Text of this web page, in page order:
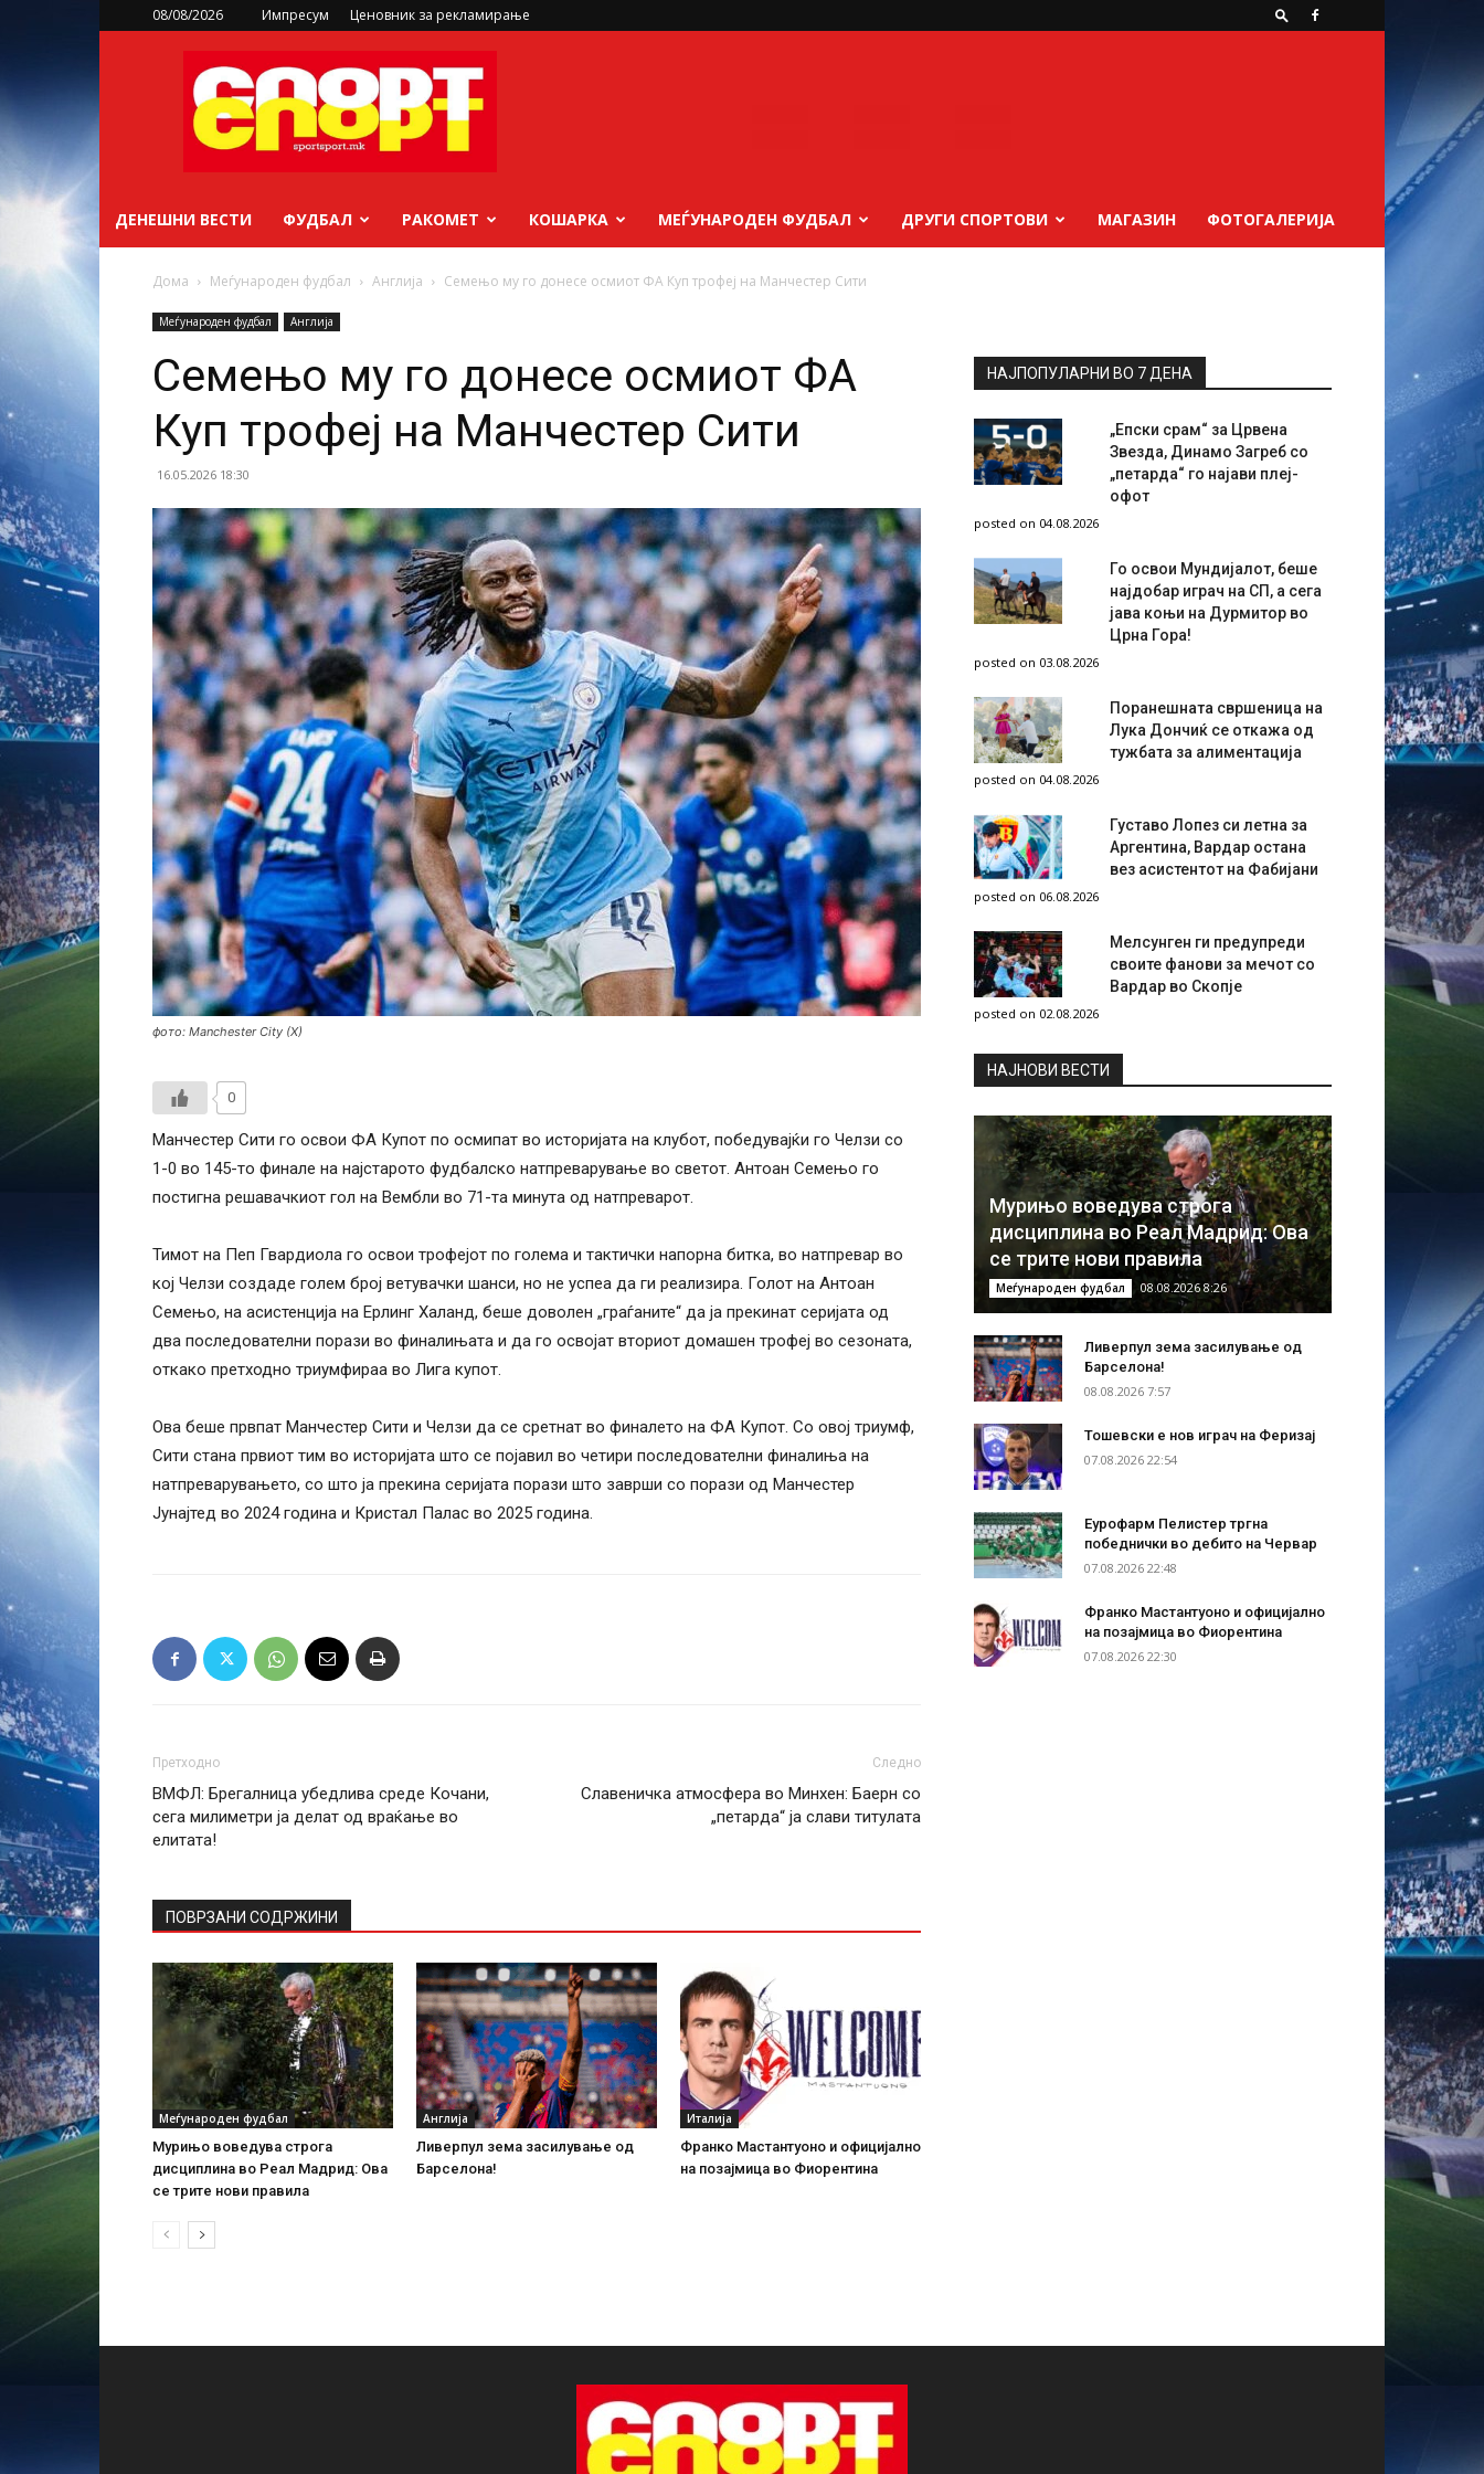
08/08/2026 Импресум Ценовник за рекламирање
sportsport.mk
ДЕНЕШНИ ВЕСТИ ФУДБАЛ РАКОМЕТ КОШАРКА МЕЃУНАРОДЕН ФУДБАЛ ДРУГИ СПОРТОВИ МАГАЗИН ФОТОГАЛЕРИЈА
Дома Меѓународен фудбал Англија Семењо му го донесе осмиот ФА Куп трофеј на Манчестер Сити
Меѓународен фудбал Англија
Семењо му го донесе осмиот ФА
Куп трофеј на Манчестер Сити
16.05.2026 18:30
фото: Manchester City (X)
0
Манчестер Сити го освои ФА Купот по осмипат во историјата на клубот, победувајќи го Челзи со
1-0 во 145-то финале на најстарото фудбалско натпреварување во светот. Антоан Семењо го
постигна решавачкиот гол на Вембли во 71-та минута од натпреварот.
Тимот на Пеп Гвардиола го освои трофејот по голема и тактички напорна битка, во натпревар во
кој Челзи создаде голем број ветувачки шанси, но не успеа да ги реализира. Голот на Антоан
Семењо, на асистенција на Ерлинг Халанд, беше доволен „граѓаните“ да ја прекинат серијата од
два последователни порази во финалињата и да го освојат вториот домашен трофеј во сезоната,
откако претходно триумфираа во Лига купот.
Ова беше првпат Манчестер Сити и Челзи да се сретнат во финалето на ФА Купот. Со овој триумф,
Сити стана првиот тим во историјата што се појавил во четири последователни финалиња на
натпреварувањето, со што ја прекина серијата порази што заврши со порази од Манчестер
Јунајтед во 2024 година и Кристал Палас во 2025 година.
Претходно
ВМФЛ: Брегалница убедлива среде Кочани,
сега милиметри ја делат од враќање во
елитата!
Следно
Славеничка атмосфера во Минхен: Баерн со
„петарда“ ја слави титулата
ПОВРЗАНИ СОДРЖИНИ
Меѓународен фудбал
Мурињо воведува строга
дисциплина во Реал Мадрид: Ова
се трите нови правила
Англија
Ливерпул зема засилување од
Барселона!
Италија
Франко Мастантуоно и официјално
на позајмица во Фиорентина
НАЈПОПУЛАРНИ ВО 7 ДЕНА
„Епски срам“ за Црвена
Звезда, Динамо Загреб со
„петарда“ го најави плеј-
офот
posted on 04.08.2026
Го освои Мундијалот, беше
најдобар играч на СП, а сега
јава коњи на Дурмитор во
Црна Гора!
posted on 03.08.2026
Поранешната свршеница на
Лука Дончиќ се откажа од
тужбата за алиментација
posted on 04.08.2026
Густаво Лопез си летна за
Аргентина, Вардар остана
вез асистентот на Фабијани
posted on 06.08.2026
Мелсунген ги предупреди
своите фанови за мечот со
Вардар во Скопје
posted on 02.08.2026
НAЈНОВИ ВЕСТИ
Мурињо воведува строга
дисциплина во Реал Мадрид: Ова
се трите нови правила
Меѓународен фудбал 08.08.2026 8:26
Ливерпул зема засилување од
Барселона!
08.08.2026 7:57
Тошевски е нов играч на Феризај
07.08.2026 22:54
Еурофарм Пелистер тргна
победнички во дебито на Червар
07.08.2026 22:48
Франко Мастантуоно и официјално
на позајмица во Фиорентина
07.08.2026 22:30